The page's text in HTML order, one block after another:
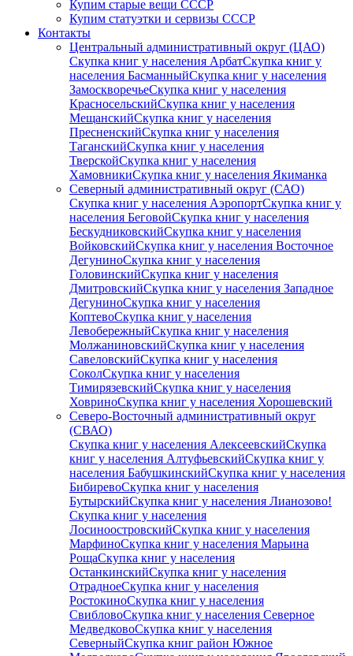
Купим старые вещи СССР
Купим статуэтки и сервизы СССР
Контакты
Центральный административный округ (ЦАО)
Скупка книг у населения АрбатСкупка книг у
населения БасманныйСкупка книг у населения
ЗамоскворечьеСкупка книг у населения
КрасносельскийСкупка книг у населения
МещанскийСкупка книг у населения
ПресненскийСкупка книг у населения
ТаганскийСкупка книг у населения
ТверскойСкупка книг у населения
ХамовникиСкупка книг у населения Якиманка
Северный административный округ (САО)
Скупка книг у населения АэропортСкупка книг у
населения БеговойСкупка книг у населения
БескудниковскийСкупка книг у населения
ВойковскийСкупка книг у населения Восточное
ДегуниноСкупка книг у населения
ГоловинскийСкупка книг у населения
ДмитровскийСкупка книг у населения Западное
ДегуниноСкупка книг у населения
КоптевоСкупка книг у населения
ЛевобережныйСкупка книг у населения
МолжаниновскийСкупка книг у населения
СавеловскийСкупка книг у населения
СоколСкупка книг у населения
ТимирязевскийСкупка книг у населения
ХовриноСкупка книг у населения Хорошевский
Северо-Восточный административный округ
(СВАО)
Скупка книг у населения АлексеевскийСкупка
книг у населения АлтуфьевскийСкупка книг у
населения БабушкинскийСкупка книг у населения
БибиревоСкупка книг у населения
БутырскийСкупка книг у населения Лианозово!
Скупка книг у населения
ЛосиноостровскийСкупка книг у населения
МарфиноСкупка книг у населения Марьина
РощаСкупка книг у населения
ОстанкинскийСкупка книг у населения
ОтрадноеСкупка книг у населения
РостокиноСкупка книг у населения
СвибловоСкупка книг у населения Северное
МедведковоСкупка книг у населения
СеверныйСкупка книг район Южное